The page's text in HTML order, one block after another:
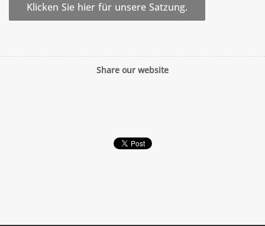
Klicken Sie hier für unsere Satzung.
Share our website